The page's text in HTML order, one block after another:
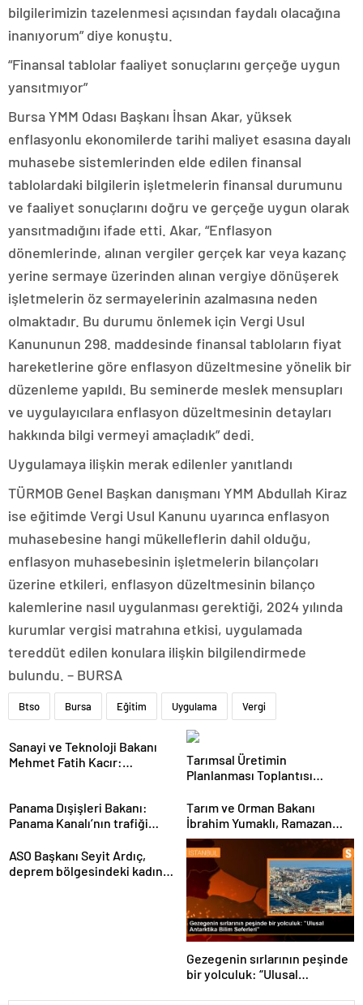
bilgilerimizin tazelenmesi açısından faydalı olacağına
inanıyorum” diye konuştu.
“Finansal tablolar faaliyet sonuçlarını gerçeğe uygun
yansıtmıyor”
Bursa YMM Odası Başkanı İhsan Akar, yüksek
enflasyonlu ekonomilerde tarihi maliyet esasına dayalı
muhasebe sistemlerinden elde edilen finansal
tablolardaki bilgilerin işletmelerin finansal durumunu
ve faaliyet sonuçlarını doğru ve gerçeğe uygun olarak
yansıtmadığını ifade etti. Akar, “Enflasyon
dönemlerinde, alınan vergiler gerçek kar veya kazanç
yerine sermaye üzerinden alınan vergiye dönüşerek
işletmelerin öz sermayelerinin azalmasına neden
olmaktadır. Bu durumu önlemek için Vergi Usul
Kanununun 298. maddesinde finansal tabloların fiyat
hareketlerine göre enflasyon düzeltmesine yönelik bir
düzenleme yapıldı. Bu seminerde meslek mensupları
ve uygulayıcılara enflasyon düzeltmesinin detayları
hakkında bilgi vermeyi amaçladık” dedi.
Uygulamaya ilişkin merak edilenler yanıtlandı
TÜRMOB Genel Başkan danışmanı YMM Abdullah Kiraz
ise eğitimde Vergi Usul Kanunu uyarınca enflasyon
muhasebesine hangi mükelleflerin dahil olduğu,
enflasyon muhasebesinin işletmelerin bilançoları
üzerine etkileri, enflasyon düzeltmesinin bilanço
kalemlerine nasıl uygulanması gerektiği, 2024 yılında
kurumlar vergisi matrahına etkisi, uygulamada
tereddüt edilen konulara ilişkin bilgilendirmede
bulundu. – BURSA
Btso Bursa Eğitim Uygulama Vergi
Sanayi ve Teknoloji Bakanı
Mehmet Fatih Kacır:
Tarımsal Üretimin
Planlanması Toplantısı
Panama Dışişleri Bakanı:
Panama Kanalı’nın trafiği
Tarım ve Orman Bakanı
İbrahim Yumaklı, Ramazan
denetimlerini
sıklaştırdıklarını açıkladı
ASO Başkanı Seyit Ardıç,
deprem bölgesindeki kadın
Gezegenin sırlarının peşinde
bir yolculuk: “Ulusal